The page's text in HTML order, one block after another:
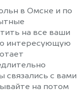
в Омске и по
на все ваши
интересующую
связались с вами
на потом